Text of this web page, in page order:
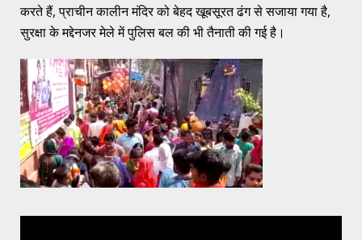
करते हैं, प्राचीन कालीन मंदिर को बेहद खूबसूरत ढंग से सजाया गया है,
सुरक्षा के मद्देनजर मेले में पुलिस बल की भी तैनाती की गई है।